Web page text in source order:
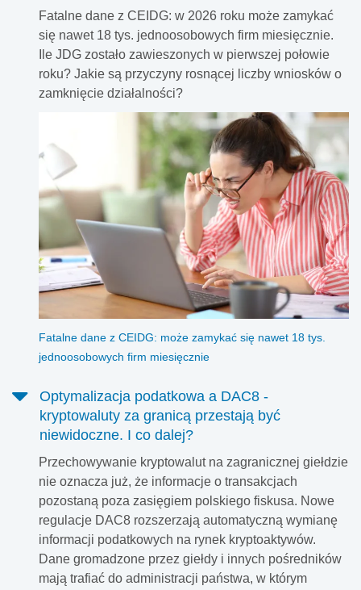
Fatalne dane z CEIDG: w 2026 roku może zamykać
się nawet 18 tys. jednoosobowych firm miesięcznie.
Ile JDG zostało zawieszonych w pierwszej połowie
roku? Jakie są przyczyny rosnącej liczby wniosków o
zamknięcie działalności?
Fatalne dane z CEIDG: może zamykać się nawet 18 tys.
jednoosobowych firm miesięcznie
Optymalizacja podatkowa a DAC8 -
kryptowaluty za granicą przestają być
niewidoczne. I co dalej?
Przechowywanie kryptowalut na zagranicznej giełdzie
nie oznacza już, że informacje o transakcjach
pozostaną poza zasięgiem polskiego fiskusa. Nowe
regulacje DAC8 rozszerzają automatyczną wymianę
informacji podatkowych na rynek kryptoaktywów.
Dane gromadzone przez giełdy i innych pośredników
mają trafiać do administracji państwa, w którym